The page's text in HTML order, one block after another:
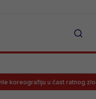
u čast ratnog zločinca na